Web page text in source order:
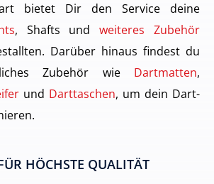
bietet Dir den Service deine
, Shafts undweiteres Zubehör
Darüber hinaus findest du
Zubehör wie Dartmatten,
und Darttaschen, um dein Dart-
HÖCHSTE QUALITÄT